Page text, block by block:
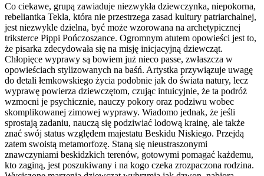
Co ciekawe, grupą zawiaduje niezwykła dziewczynka, niepokorna,
rebeliantka Tekla, która nie przestrzega zasad kultury patriarchalnej,
jest niezwykle dzielna, być może wzorowana na archetypicznej
triksterce Pippi Pończoszance. Ogromnym atutem opowieści jest to,
że pisarka zdecydowała się na misję inicjacyjną dziewcząt.
Chłopięce wyprawy są bowiem już nieco passe, zwłaszcza w
opowieściach stylizowanych na baśń. Artystka przywiązuje uwagę
do detali łemkowskiego życia podobnie jak do świata natury, lecz
wyprawę powierza dziewczętom, czując intuicyjnie, że ta podróż
wzmocni je psychicznie, nauczy pokory oraz podziwu wobec
skomplikowanej zimowej wyprawy. Wiadomo jednak, że jeśli
sprostają zadaniu, nauczą się podziwiać lodową krainę, ale także
znać swój status względem majestatu Beskidu Niskiego. Przejdą
zatem swoistą metamorfozę. Staną się nieustraszonymi
znawczyniami beskidzkich terenów, gotowymi pomagać każdemu,
kto zaginą, jest poszukiwany i na kogo czeka zrozpaczona rodzina.